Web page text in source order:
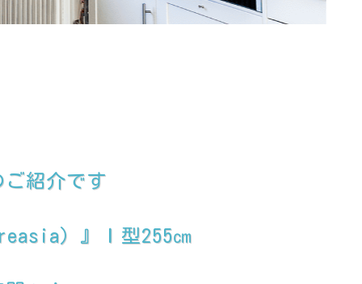
紹介です
）』Ｉ型255㎝